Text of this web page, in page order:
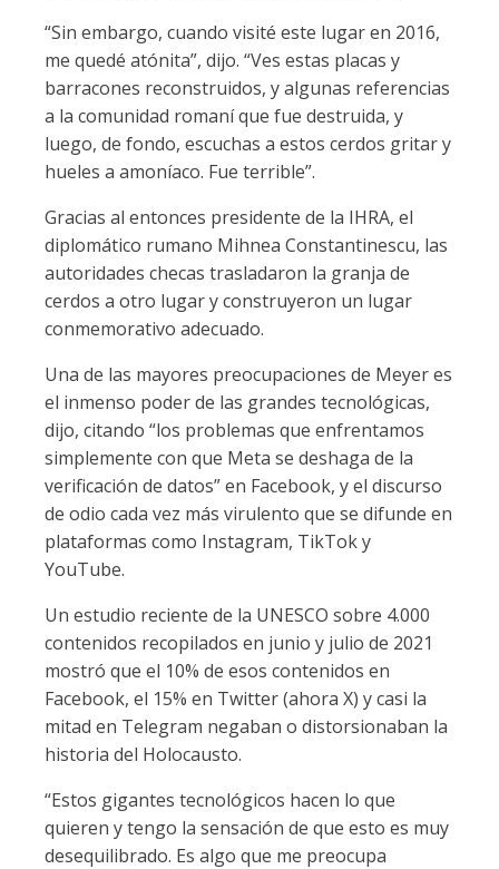
“Sin embargo, cuando visité este lugar en 2016,
me quedé atónita”, dijo. “Ves estas placas y
barracones reconstruidos, y algunas referencias
a la comunidad romaní que fue destruida, y
luego, de fondo, escuchas a estos cerdos gritar y
hueles a amoníaco. Fue terrible”.
Gracias al entonces presidente de la IHRA, el
diplomático rumano Mihnea Constantinescu, las
autoridades checas trasladaron la granja de
cerdos a otro lugar y construyeron un lugar
conmemorativo adecuado.
Una de las mayores preocupaciones de Meyer es
el inmenso poder de las grandes tecnológicas,
dijo, citando “los problemas que enfrentamos
simplemente con que Meta se deshaga de la
verificación de datos” en Facebook, y el discurso
de odio cada vez más virulento que se difunde en
plataformas como Instagram, TikTok y
YouTube.
Un estudio reciente de la UNESCO sobre 4.000
contenidos recopilados en junio y julio de 2021
mostró que el 10% de esos contenidos en
Facebook, el 15% en Twitter (ahora X) y casi la
mitad en Telegram negaban o distorsionaban la
historia del Holocausto.
“Estos gigantes tecnológicos hacen lo que
quieren y tengo la sensación de que esto es muy
desequilibrado. Es algo que me preocupa